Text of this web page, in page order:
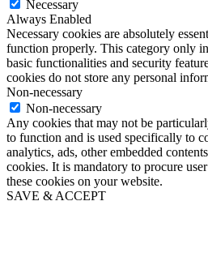
Necessary
Always Enabled
Necessary cookies are absolutely
function properly. This category only
basic functionalities and security
cookies do not store any personal
Non-necessary
Non-necessary
Any cookies that may not be
to function and is used specifically to
analytics, ads, other embedded
cookies. It is mandatory to procure
these cookies on your website.
SAVE & ACCEPT